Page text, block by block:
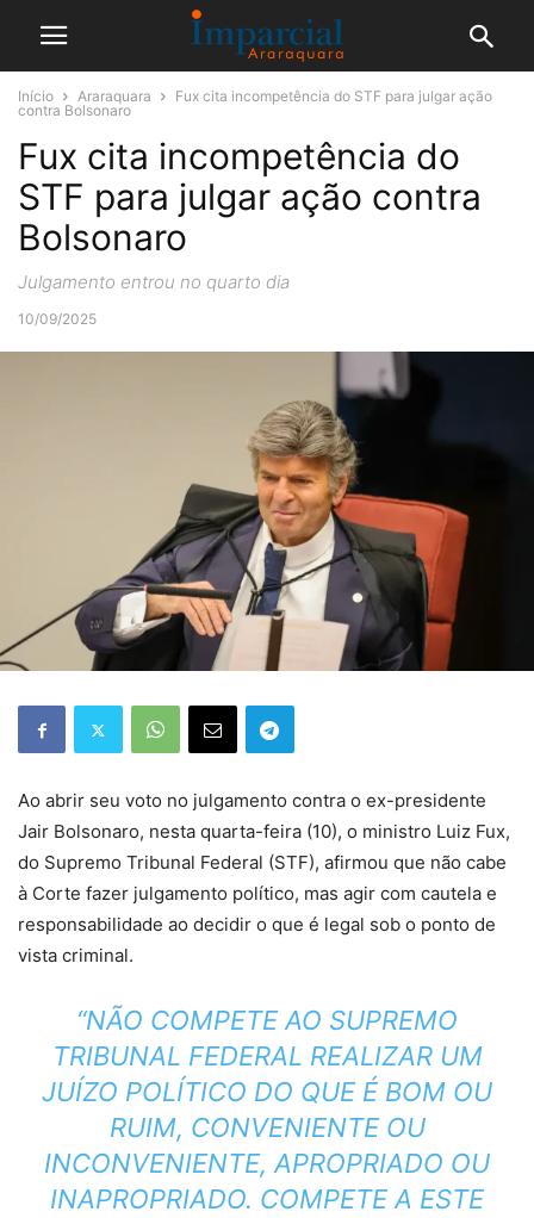
Início Araraquara
Fux cita incompetência do STF para julgar ação
contra Bolsonaro
Fux cita incompetência do
STF para julgar ação contra
Bolsonaro
Julgamento entrou no quarto dia
10/09/2025
Ao abrir seu voto no julgamento contra o ex-presidente
Jair Bolsonaro, nesta quarta-feira (10), o ministro Luiz Fux,
do Supremo Tribunal Federal (STF), afirmou que não cabe
à Corte fazer julgamento político, mas agir com cautela e
responsabilidade ao decidir o que é legal sob o ponto de
vista criminal.
“NÃO COMPETE AO SUPREMO
TRIBUNAL FEDERAL REALIZAR UM
JUÍZO POLÍTICO DO QUE É BOM OU
RUIM, CONVENIENTE OU
INCONVENIENTE, APROPRIADO OU
INAPROPRIADO. COMPETE A ESTE